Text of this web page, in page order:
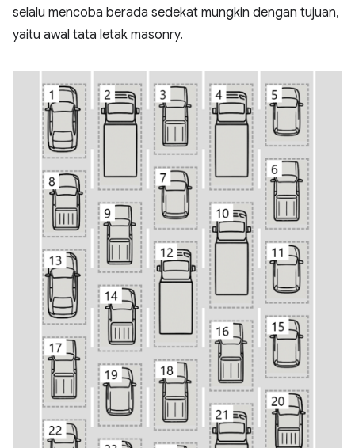
selalu mencoba berada sedekat mungkin dengan tujuan,
yaitu awal tata letak masonry.